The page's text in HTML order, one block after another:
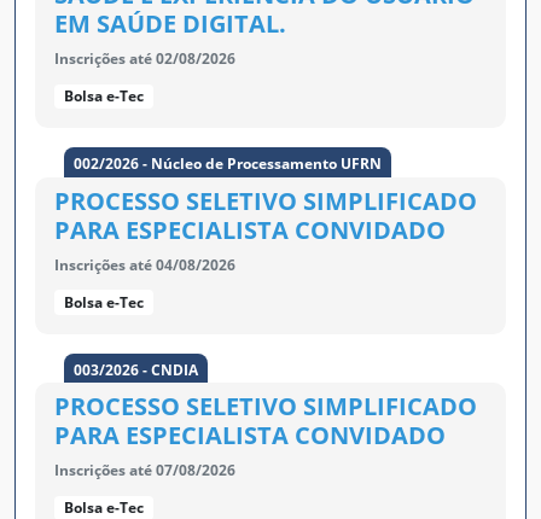
EM SAÚDE DIGITAL.
Inscrições até 02/08/2026
Bolsa e-Tec
002/2026 - Núcleo de Processamento UFRN
PROCESSO SELETIVO SIMPLIFICADO
PARA ESPECIALISTA CONVIDADO
Inscrições até 04/08/2026
Bolsa e-Tec
003/2026 - CNDIA
PROCESSO SELETIVO SIMPLIFICADO
PARA ESPECIALISTA CONVIDADO
Inscrições até 07/08/2026
Bolsa e-Tec